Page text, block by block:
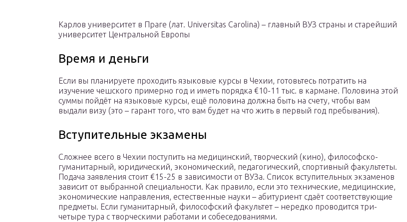
Карлов университет в Праге (лат. Universitas Carolina) – главный ВУЗ страны и старейший
университет Центральной Европы
Время и деньги
Если вы планируете проходить языковые курсы в Чехии, готовьтесь потратить на
изучение чешского примерно год и иметь порядка €10-11 тыс. в кармане. Половина этой
суммы пойдёт на языковые курсы, ещё половина должна быть на счету, чтобы вам
выдали визу (это – гарант того, что вам будет на что жить в первый год пребывания).
Вступительные экзамены
Сложнее всего в Чехии поступить на медицинский, творческий (кино), философско-
гуманитарный, юридический, экономический, педагогический, спортивный факультеты.
Подача заявления стоит €15-25 в зависимости от ВУЗа. Список вступительных экзаменов
зависит от выбранной специальности. Как правило, если это технические, медицинские,
экономические направления, естественные науки – абитуриент сдаёт соответствующие
предметы. Если гуманитарный, философский факультет – нередко проводится три-
четыре тура с творческими работами и собеседованиями.